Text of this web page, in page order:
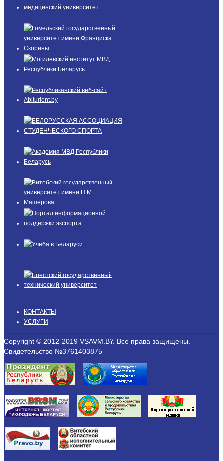
КОНТАКТЫ
УСЛУГИ
Copyright © 2012-2019 VSAVM.BY. Все права защищены.
Свидетельство №3761403875